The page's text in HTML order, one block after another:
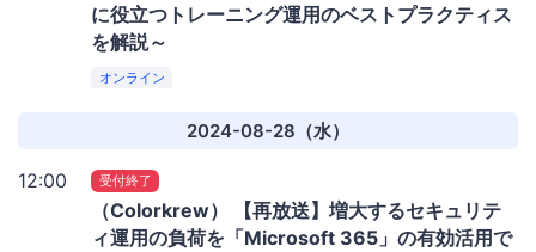
に役立つトレーニング運用のベストプラクティス
を解説～
オンライン
2024-08-28（水）
12:00 受付終了
（Colorkrew） 【再放送】増大するセキュリテ
ィ運用の負荷を「Microsoft 365」の有効活用で